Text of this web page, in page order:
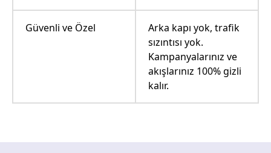
Güvenli ve Özel
Arka kapı yok, trafik
sızıntısı yok.
Kampanyalarınız ve
akışlarınız 100% gizli
kalır.